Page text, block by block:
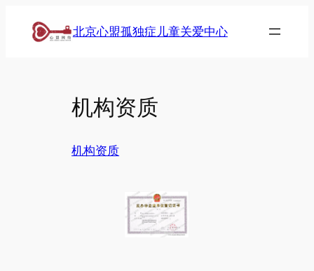
北京心盟孤独症儿童关爱中心
机构资质
机构资质